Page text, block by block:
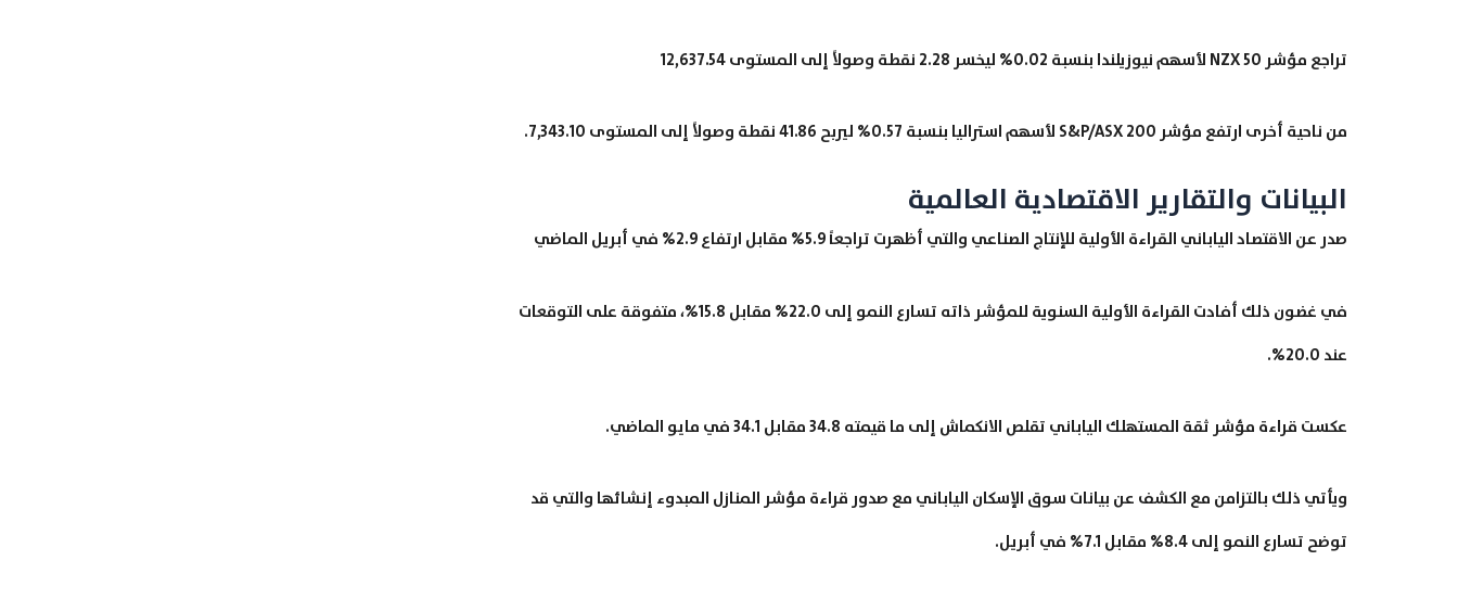
تراجع مؤشر NZX 50 لأسهم نيوزيلندا بنسبة 0.02% ليخسر 2.28 نقطة وصولاً إلى المستوى 12,637.54
من ناحية أخرى ارتفع مؤشر S&P/ASX 200 لأسهم استراليا بنسبة 0.57% ليربح 41.86 نقطة وصولاً إلى المستوى 7,343.10.
البيانات والتقارير الاقتصادية العالمية
صدر عن الاقتصاد الياباني القراءة الأولية للإنتاج الصناعي والتي أظهرت تراجعاً 5.9% مقابل ارتفاع 2.9% في أبريل الماضي
في غضون ذلك أفادت القراءة الأولية السنوية للمؤشر ذاته تسارع النمو إلى 22.0% مقابل 15.8%، متفوقة على التوقعات
عند 20.0%.
عكست قراءة مؤشر ثقة المستهلك الياباني تقلص الانكماش إلى ما قيمته 34.8 مقابل 34.1 في مايو الماضي.
ويأتي ذلك بالتزامن مع الكشف عن بيانات سوق الإسكان الياباني مع صدور قراءة مؤشر المنازل المبدوء إنشائها والتي قد
توضح تسارع النمو إلى 8.4% مقابل 7.1% في أبريل.